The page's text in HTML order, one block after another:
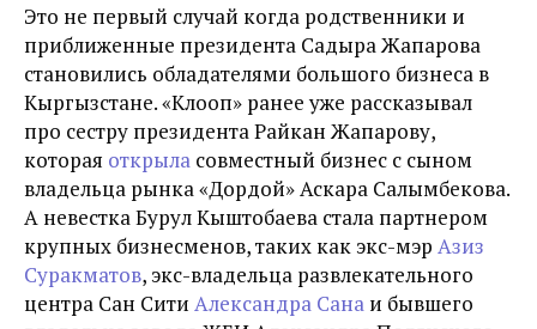
Это не первый случай когда родственники и
приближенные президента Садыра Жапарова
становились обладателями большого бизнеса в
Кыргызстане.«Клооп» ранее уже рассказывал
про сестру президента Райкан Жапарову,
которая открыла совместный бизнес с сыном
владельца рынка«Дордой» Аскара Салымбекова.
А невестка Бурул Кыштобаева стала партнером
крупных бизнесменов, таких как экс-мэр Азиз
Суракматов, экс-владельца развлекательного
центра Сан Сити Александра Сана и бывшего